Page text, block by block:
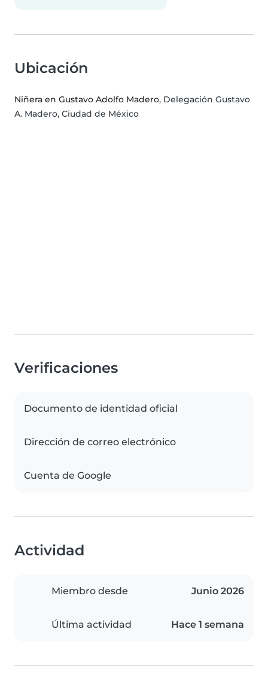
Ubicación
Niñera en Gustavo Adolfo Madero, Delegación Gustavo
A. Madero, Ciudad de México
Verificaciones
Documento de identidad oficial
Dirección de correo electrónico
Cuenta de Google
Actividad
Miembro desde Junio 2026
Última actividad Hace 1 semana